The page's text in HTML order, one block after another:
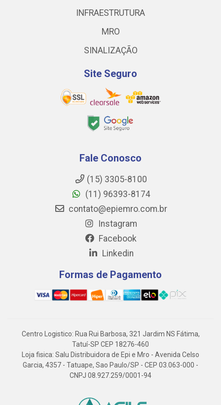
INFRAESTRUTURA
MRO
SINALIZAÇÃO
Site Seguro
Fale Conosco
(15) 3305-8100
(11) 96393-8174
contato@epiemro.com.br
Instagram
Facebook
Linkedin
Formas de Pagamento
Centro Logistico: Rua Rui Barbosa, 321 Jardim NS Fátima,
Tatuí-SP CEP 18276-460
Loja fisica: Salu Distribuidora de Epi e Mro - Avenida Celso
Garcia, 4357 - Tatuape, Sao Paulo/SP - CEP 03.063-000 -
CNPJ 08.927.259/0001-94